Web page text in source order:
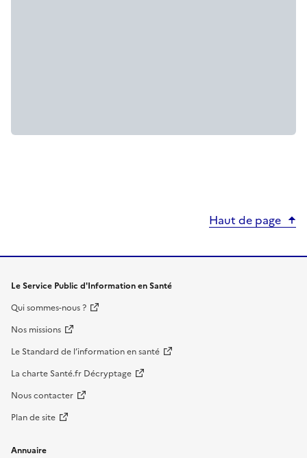
Haut de page
Le Service Public d'Information en Santé
Qui sommes-nous ?
Nos missions
Le Standard de l’information en santé
La charte Santé.fr Décryptage
Nous contacter
Plan de site
Annuaire